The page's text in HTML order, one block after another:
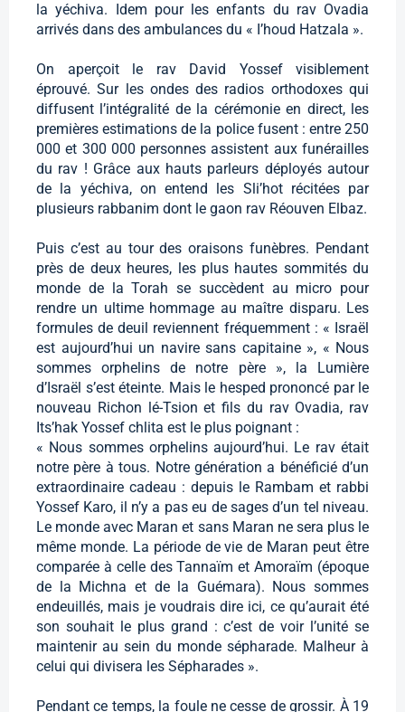
la yéchiva. Idem pour les enfants du rav Ovadia
arrivés dans des ambulances du « I’houd Hatzala ».
On aperçoit le rav David Yossef visiblement
éprouvé. Sur les ondes des radios orthodoxes qui
diffusent l’intégralité de la cérémonie en direct, les
premières estimations de la police fusent : entre 250
000 et 300 000 personnes assistent aux funérailles
du rav ! Grâce aux hauts parleurs déployés autour
de la yéchiva, on entend les Sli’hot récitées par
plusieurs rabbanim dont le gaon rav Réouven Elbaz.
Puis c’est au tour des oraisons funèbres. Pendant
près de deux heures, les plus hautes sommités du
monde de la Torah se succèdent au micro pour
rendre un ultime hommage au maître disparu. Les
formules de deuil reviennent fréquemment : « Israël
est aujourd’hui un navire sans capitaine », « Nous
sommes orphelins de notre père », la Lumière
d’Israël s’est éteinte. Mais le hesped prononcé par le
nouveau Richon lé-Tsion et fils du rav Ovadia, rav
Its’hak Yossef chlita est le plus poignant :
« Nous sommes orphelins aujourd’hui. Le rav était
notre père à tous. Notre génération a bénéficié d’un
extraordinaire cadeau : depuis le Rambam et rabbi
Yossef Karo, il n’y a pas eu de sages d’un tel niveau.
Le monde avec Maran et sans Maran ne sera plus le
même monde. La période de vie de Maran peut être
comparée à celle des Tannaïm et Amoraïm (époque
de la Michna et de la Guémara). Nous sommes
endeuillés, mais je voudrais dire ici, ce qu’aurait été
son souhait le plus grand : c’est de voir l’unité se
maintenir au sein du monde sépharade. Malheur à
celui qui divisera les Sépharades ».
Pendant ce temps, la foule ne cesse de grossir. À 19